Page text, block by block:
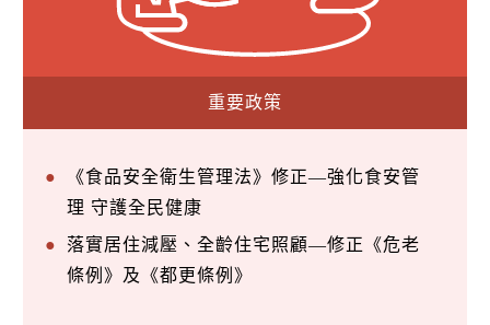
重要政策
《食品安全衛生管理法》修正—強化食安管
理 守護全民健康
落實居住減壓、全齡住宅照顧—修正《危老
條例》及《都更條例》